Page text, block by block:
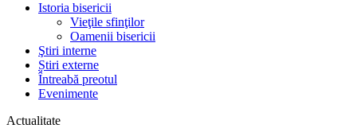
Istoria bisericii
Vieţile sfinţilor
Oamenii bisericii
Ştiri interne
Știri externe
Întreabă preotul
Evenimente
Actualitate